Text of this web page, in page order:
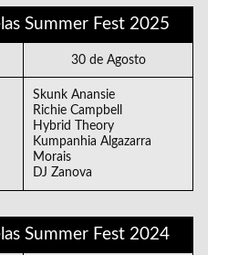
Summer Fest 2025
30 de Agosto
Skunk Anansie
Richie Campbell
Hybrid Theory
Kumpanhia Algazarra
Morais
DJ Zanova
Summer Fest 2024